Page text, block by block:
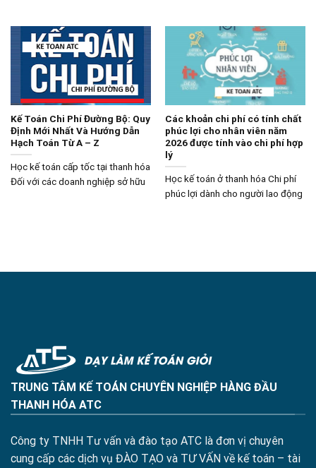
Kế Toán Chi Phí Đường Bộ: Quy
Định Mới Nhất Và Hướng Dẫn
Hạch Toán Từ A – Z
Học kế toán cấp tốc tại thanh hóa
Đối với các doanh nghiệp sở hữu
Các khoản chi phí có tính chất
phúc lợi cho nhân viên năm
2026 được tính vào chi phí hợp
lý
Học kế toán ở thanh hóa Chi phí
phúc lợi dành cho người lao động
TRUNG TÂM KẾ TOÁN CHUYÊN NGHIỆP HÀNG ĐẦU
THANH HÓA ATC
Công ty TNHH Tư vấn và đào tạo ATC là đơn vị chuyên
cung cấp các dịch vụ ĐÀO TẠO và TƯ VẤN về kế toán – tài